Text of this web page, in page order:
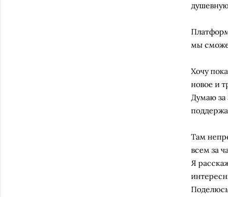
мы
Хочу
новое и
Думаю за
Там
всем за
Я